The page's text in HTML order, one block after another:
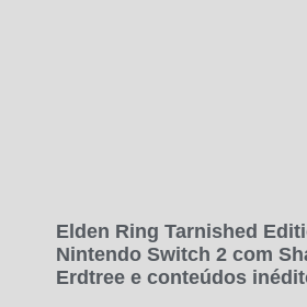
Elden Ring Tarnished
Nintendo Switch 2 com
Erdtree e conteúdos